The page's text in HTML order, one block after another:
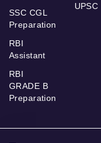
SSC CGL
Preparation
RBI
Assistant
RBI
GRADE B
Preparation
UPSC